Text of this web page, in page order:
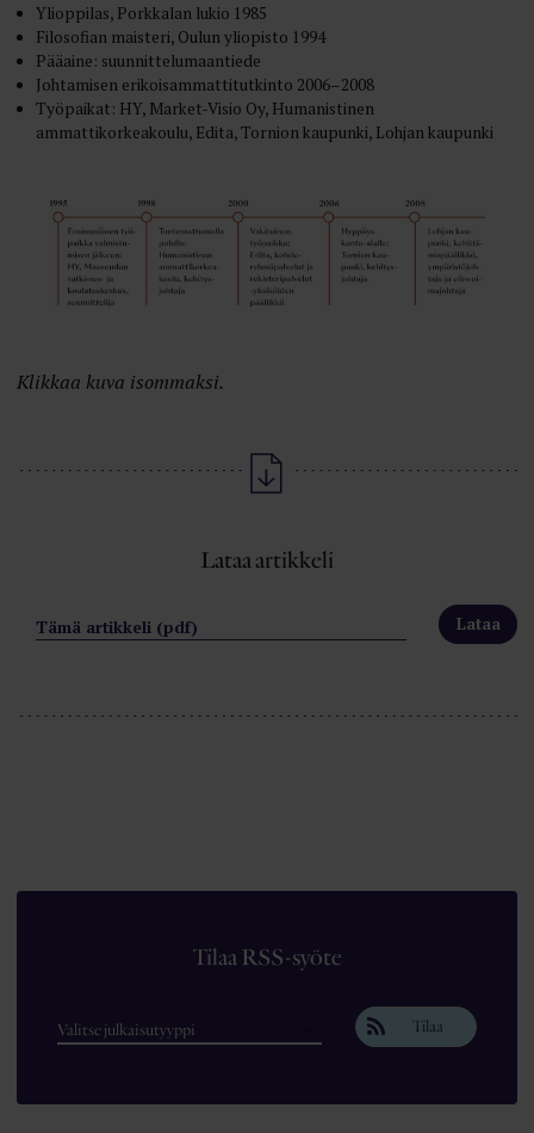
Ylioppilas, Porkkalan lukio 1985
Filosofian maisteri, Oulun yliopisto 1994
Pääaine: suunnittelumaantiede
Johtamisen erikoisammattitutkinto 2006–2008
Työpaikat: HY, Market-Visio Oy, Humanistinen
ammattikorkeakoulu, Edita, Tornion kaupunki, Lohjan kaupunki
Klikkaa kuva isommaksi.
Lataa artikkeli
Tämä artikkeli (pdf)
Tilaa RSS-syöte
Tilaa